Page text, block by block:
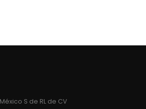
S de RL de CV